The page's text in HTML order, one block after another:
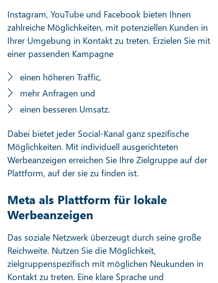
Instagram, YouTube und Facebook bieten Ihnen
zahlreiche Möglichkeiten, mit potenziellen Kunden in
Ihrer Umgebung in Kontakt zu treten. Erzielen Sie mit
einer passenden Kampagne
einen höheren Traffic,
mehr Anfragen und
einen besseren Umsatz.
Dabei bietet jeder Social-Kanal ganz spezifische
Möglichkeiten. Mit individuell ausgerichteten
Werbeanzeigen erreichen Sie Ihre Zielgruppe auf der
Plattform, auf der sie zu finden ist.
Meta als Plattform für lokale
Werbeanzeigen
Das soziale Netzwerk überzeugt durch seine große
Reichweite. Nutzen Sie die Möglichkeit,
zielgruppenspezifisch mit möglichen Neukunden in
Kontakt zu treten. Eine klare Sprache und